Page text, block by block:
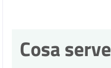
Cosa serve